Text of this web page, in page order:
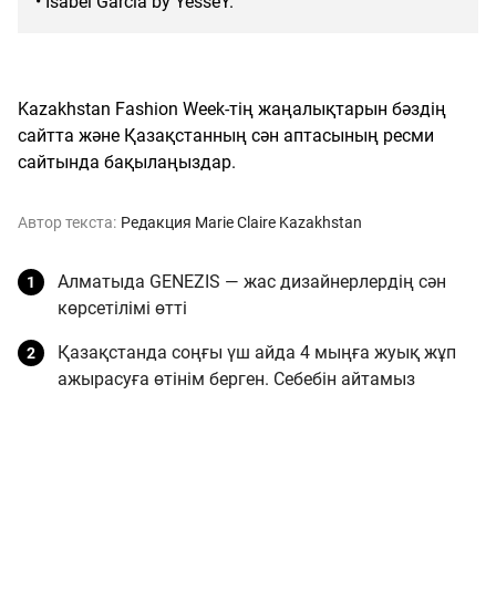
Kazakhstan Fashion Week-тің жаңалықтарын бәздің
сайтта және Қазақстанның сән аптасының ресми
сайтында бақылаңыздар.
Автор текста: Редакция Marie Claire Kazakhstan
Алматыда GENEZIS — жас дизайнерлердің сән
көрсетілімі өтті
Қазақстанда соңғы үш айда 4 мыңға жуық жұп
ажырасуға өтінім берген. Себебін айтамыз